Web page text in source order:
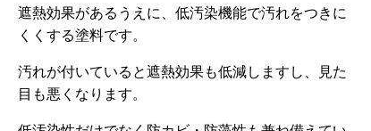
遮熱効果があるうえに、低汚染機能で汚れをつきに
くくする塗料です。
汚れが付いていると遮熱効果も低減しますし、見た
目も悪くなります。